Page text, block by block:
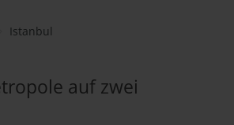
Istanbul
auf zwei